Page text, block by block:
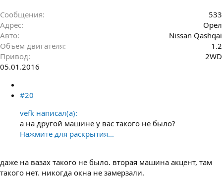
Сообщения
533
Адрес
Орел
Авто
Nissan Qashqai
Объем двигателя
1.2
Привод
2WD
05.01.2016
#20
vefk написал(а):
а на другой машине у вас такого не было?
Нажмите для раскрытия...
даже на вазах такого не было. вторая машина акцент, там
такого нет. никогда окна не замерзали.